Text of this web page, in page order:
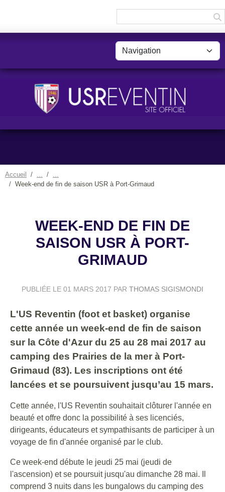
Accueil
Week-end de fin de saison USR à Port-Grimaud
WEEK-END DE FIN DE
SAISON USR À PORT-
GRIMAUD
PUBLIÉE LE 01 MARS 2017 PAR THOMAS SIGISMONDI
L'US Reventin (foot et basket) organise
cette année un week-end de fin de saison
sur la Côte d'Azur du 25 au 28 mai 2017 au
camping des Prairies de la mer à Port-
Grimaud (83). Les inscriptions ont été
lancées et se poursuivent jusqu’au 15 mars.
Cette année, l'US Reventin souhaitait clôturer l'année en
beauté et offre donc la possibilité à ses licenciés,
dirigeants, éducateurs et sympathisants de participer à un
voyage de fin d'année organisé par le club.
Ce week-end débute le jeudi 25 mai (jeudi de
l'ascension) et se poursuit jusqu'au dimanche 28 mai. Il
comprend 3 nuits dans les bungalows du camping des